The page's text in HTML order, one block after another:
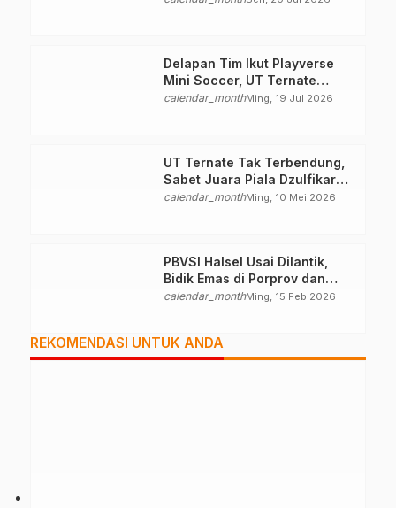
Delapan Tim Ikut Playverse
Mini Soccer, UT Ternate
Perkuat Kolaborasi
calendar_monthMing, 19 Jul 2026
UT Ternate Tak Terbendung,
Sabet Juara Piala Dzulfikar
Tawal
calendar_monthMing, 10 Mei 2026
PBVSI Halsel Usai Dilantik,
Bidik Emas di Porprov dan
Popda 2026
calendar_monthMing, 15 Feb 2026
REKOMENDASI UNTUK ANDA